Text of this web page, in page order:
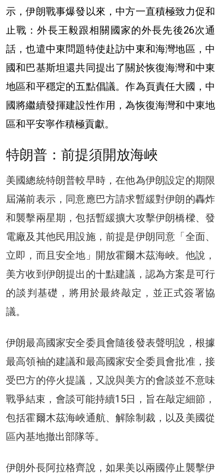
示，伊朗戰事爆發以來，中方一直積極致力促和
止戰：外長王毅跟相關國家的外長先後26次通
話，也遣中東問題特使赴訪中東和海灣地區，中
國和巴基斯坦還共同提出了關於恢復海灣和中東
地區和平穩定的五點倡議。作為頁責任大國，中
國將繼續發揮建設性作用，為恢復海灣和中東地
區和平安寧作積極貢獻。
特朗普：前提須開放海峽
美國總統特朗普較早時，在他為伊朗設定的期限
屆滿前表示，同意應巴方請求暫緩對伊朗的轟炸
和襲擊兩星期，包括暫緩擴大攻擊伊朗橋樑、發
電廠及其他民用設施，前提是伊朗同意「全面、
立即，而且安全地」開放霍爾木茲海峽。他說，
美方收到伊朗提出的十點建議，認為方案是可行
的談判基礎，將用於最終敲定，並正式簽署協
議。
伊朗最高國家安全委員會隨後發表聲明說，根據
最高領袖的建議和最高國家安全委員會批准，接
受巴方的停火提議，又說與美方的會談並不意味
戰爭結束，會談可能持續15日，旨在敲定細節，
包括霍爾木茲海峽通航、解除制裁，以及美國從
區內基地撤出部隊等。
伊朗外長阿拉格齊說，如果美以兩國停止襲擊伊